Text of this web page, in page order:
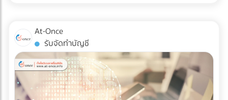
ส่วนอิเล็กทรอนิกส์ขนาดเล็ก, สินค้า E-Commerce, การย้าย
ออฟฟิศขนาดเล็ก, หรือการกระจายสินค้าเข้าสู่ตัวเมืองที่ซอย
แคบ 2. รถบรรทุก 6 ล้อ (ตู้ทึบ / คอก) รถระดับกลางที่เป็น "เดอะ
แบก" ของธุรกิจ SME รองรับน้ำหนักได้ประมาณ 5-7 ตัน ความ
ยาวกระบะมีตั้งแต่ 5-7 เมตร สามารถจัดเรียงสินค้าบนพาเลท
(Pallet) แล้วใช้โฟล์คลิฟต์ยกขึ้นได้อย่างเป็นระบบ ✅ สินค้าที่ตอบ
ของคุณทุกเดือน บทความนี้จะพาเจาะลึกรูปแบบ Layout คลัง
สินค้า 3 สไตล์ที่ได้รับความนิยมมากที่สุดในระดับสากล เพื่อให้คุณ
ตัดสินใจได้ว่า... รูปแบบไหนที่จะช่วยรีดประสิทธิภาพการทำงาน
และเหมาะกับธุรกิจของคุณที่สุด! ทำไมการออกแบบ Layout คลัง
สินค้าถึงเป็นเรื่อง "ชี้เป็นชี้ตาย" ? ก่อนจะไปดูรูปแบบ เราต้อง
เข้าใจก่อนว่าเป้าหมายของการจัด Layout ที่ดีคือการสร้าง
At-Once
รับจัดทำบัญชี